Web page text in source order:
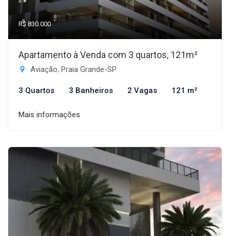
R$ 830.000
Apartamento à Venda com 3 quartos, 121m²
Aviação, Praia Grande-SP
3 Quartos 3 Banheiros 2 Vagas 121 m²
Mais informações